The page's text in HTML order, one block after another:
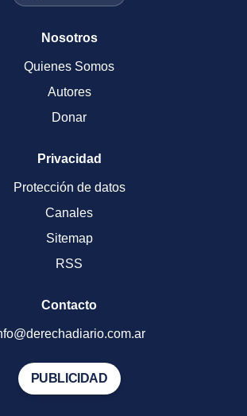
Nosotros
Quienes Somos
Autores
Donar
Privacidad
Protección de datos
Canales
Sitemap
RSS
Contacto
PUBLICIDAD